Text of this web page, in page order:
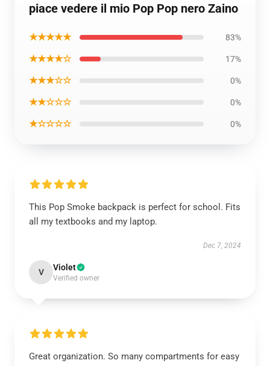
piace vedere il mio Pop Pop nero Zaino
★★★★★ 83%
★★★★☆ 17%
★★★☆☆ 0%
★★☆☆☆ 0%
★☆☆☆☆ 0%
This Pop Smoke backpack is perfect for school. Fits
all my textbooks and my laptop.
Dec 7, 2024
V Violet
Verified owner
Great organization. So many compartments for easy